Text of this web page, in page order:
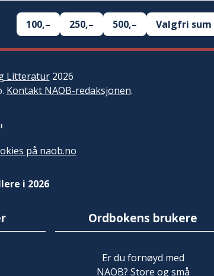
100,– 250,– 500,– Valgfri sum
Litteratur2026
Kontakt NAOB-redaksjonen.
på naob.no
i 2026
Ordbokens brukere
Er du fornøyd med
NAOB? Store og små